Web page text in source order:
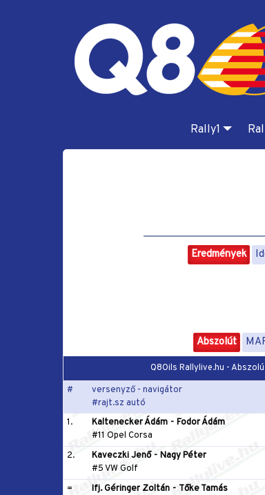
Rally1
Eredmények
Abszolút
Q8Oils Rallylive.hu -
#
versenyző - navigátor
#rajt.sz autó
1. Kaltenecker Ádám - Fodor Ádám
#11 Opel Corsa
2. Kaveczki Jenő - Nagy Péter
#5 VW Golf
=
Ifj. Géringer Zoltán - Tőke Tamás